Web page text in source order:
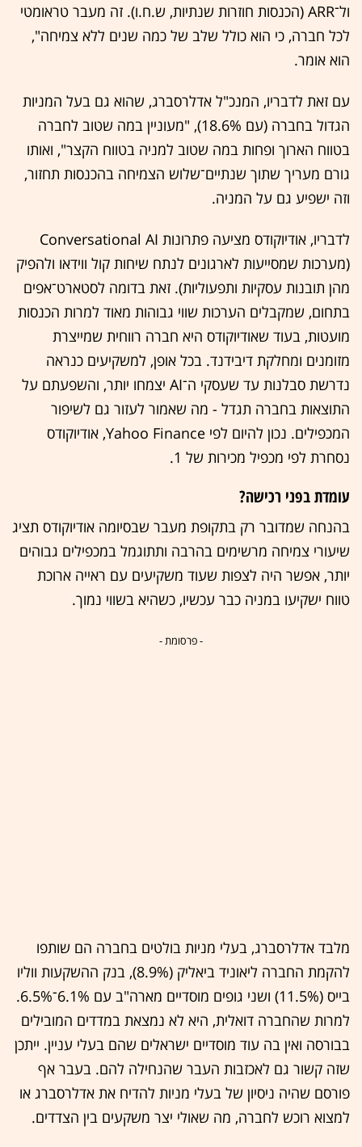
ול־ARR (הכנסות חוזרות שנתיות, ש.ח.ו). זה מעבר טראומטי
לכל חברה, כי הוא כולל שלב של כמה שנים ללא צמיחה",
הוא אומר.
עם זאת לדבריו, המנכ"ל אדלרסברג, שהוא גם בעל המניות
הגדול בחברה (עם 18.6%), "מעוניין במה שטוב לחברה
בטווח הארוך ופחות במה שטוב למניה בטווח הקצר", ואותו
גורם מעריך שתוך שנתיים־שלוש הצמיחה בהכנסות תחזור,
וזה ישפיע גם על המניה.
לדבריו, אודיוקודס מציעה פתרונות Conversational AI
(מערכות שמסייעות לארגונים לנתח שיחות קול ווידאו ולהפיק
מהן תובנות עסקיות ותפעוליות). זאת בדומה לסטארט־אפים
בתחום, שמקבלים הערכות שווי גבוהות מאוד למרות הכנסות
מועטות, בעוד שאודיוקודס היא חברה רווחית שמייצרת
מזומנים ומחלקת דיבידנד. בכל אופן, למשקיעים כנראה
נדרשת סבלנות עד שעסקי ה־AI יצמחו יותר, והשפעתם על
התוצאות בחברה תגדל - מה שאמור לעזור גם לשיפור
המכפילים. נכון להיום לפי Yahoo Finance, אודיוקודס
נסחרת לפי מכפיל מכירות של 1.
עומדת בפני רכישה?
בהנחה שמדובר רק בתקופת מעבר שבסיומה אודיוקודס תציג
שיעורי צמיחה מרשימים בהרבה ותתוגמל במכפילים גבוהים
יותר, אפשר היה לצפות שעוד משקיעים עם ראייה ארוכת
טווח ישקיעו במניה כבר עכשיו, כשהיא בשווי נמוך.
- פרסומת -
מלבד אדלרסברג, בעלי מניות בולטים בחברה הם שותפו
להקמת החברה ליאוניד ביאליק (8.9%), בנק ההשקעות ווליו
בייס (11.5%) ושני גופים מוסדיים מארה"ב עם 6.1%־6.5%.
למרות שהחברה דואלית, היא לא נמצאת במדדים המובילים
בבורסה ואין בה עוד מוסדיים ישראלים שהם בעלי עניין. ייתכן
שזה קשור גם לאכזבות העבר שהנחילה להם. בעבר אף
פורסם שהיה ניסיון של בעלי מניות להדיח את אדלרסברג או
למצוא רוכש לחברה, מה שאולי יצר משקעים בין הצדדים.